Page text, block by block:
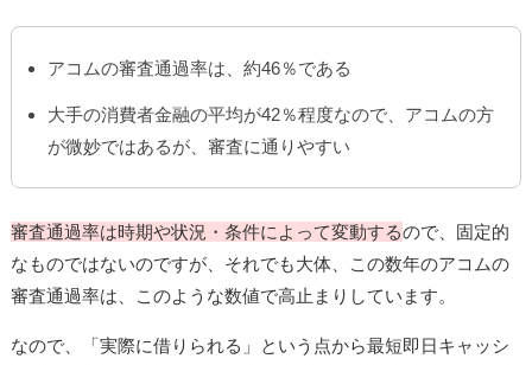
アコムの審査通過率は、約46％である
大手の消費者金融の平均が42％程度なので、アコムの方
が微妙ではあるが、審査に通りやすい
審査通過率は時期や状況・条件によって変動するので、固定的
なものではないのですが、それでも大体、この数年のアコムの
審査通過率は、このような数値で高止まりしています。
なので、「実際に借りられる」という点から最短即日キャッシ